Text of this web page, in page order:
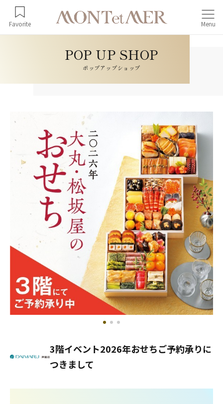
Favorite Menu
ポップアップショップ
3階イベント2026年おせちご予約承りに
つきまして